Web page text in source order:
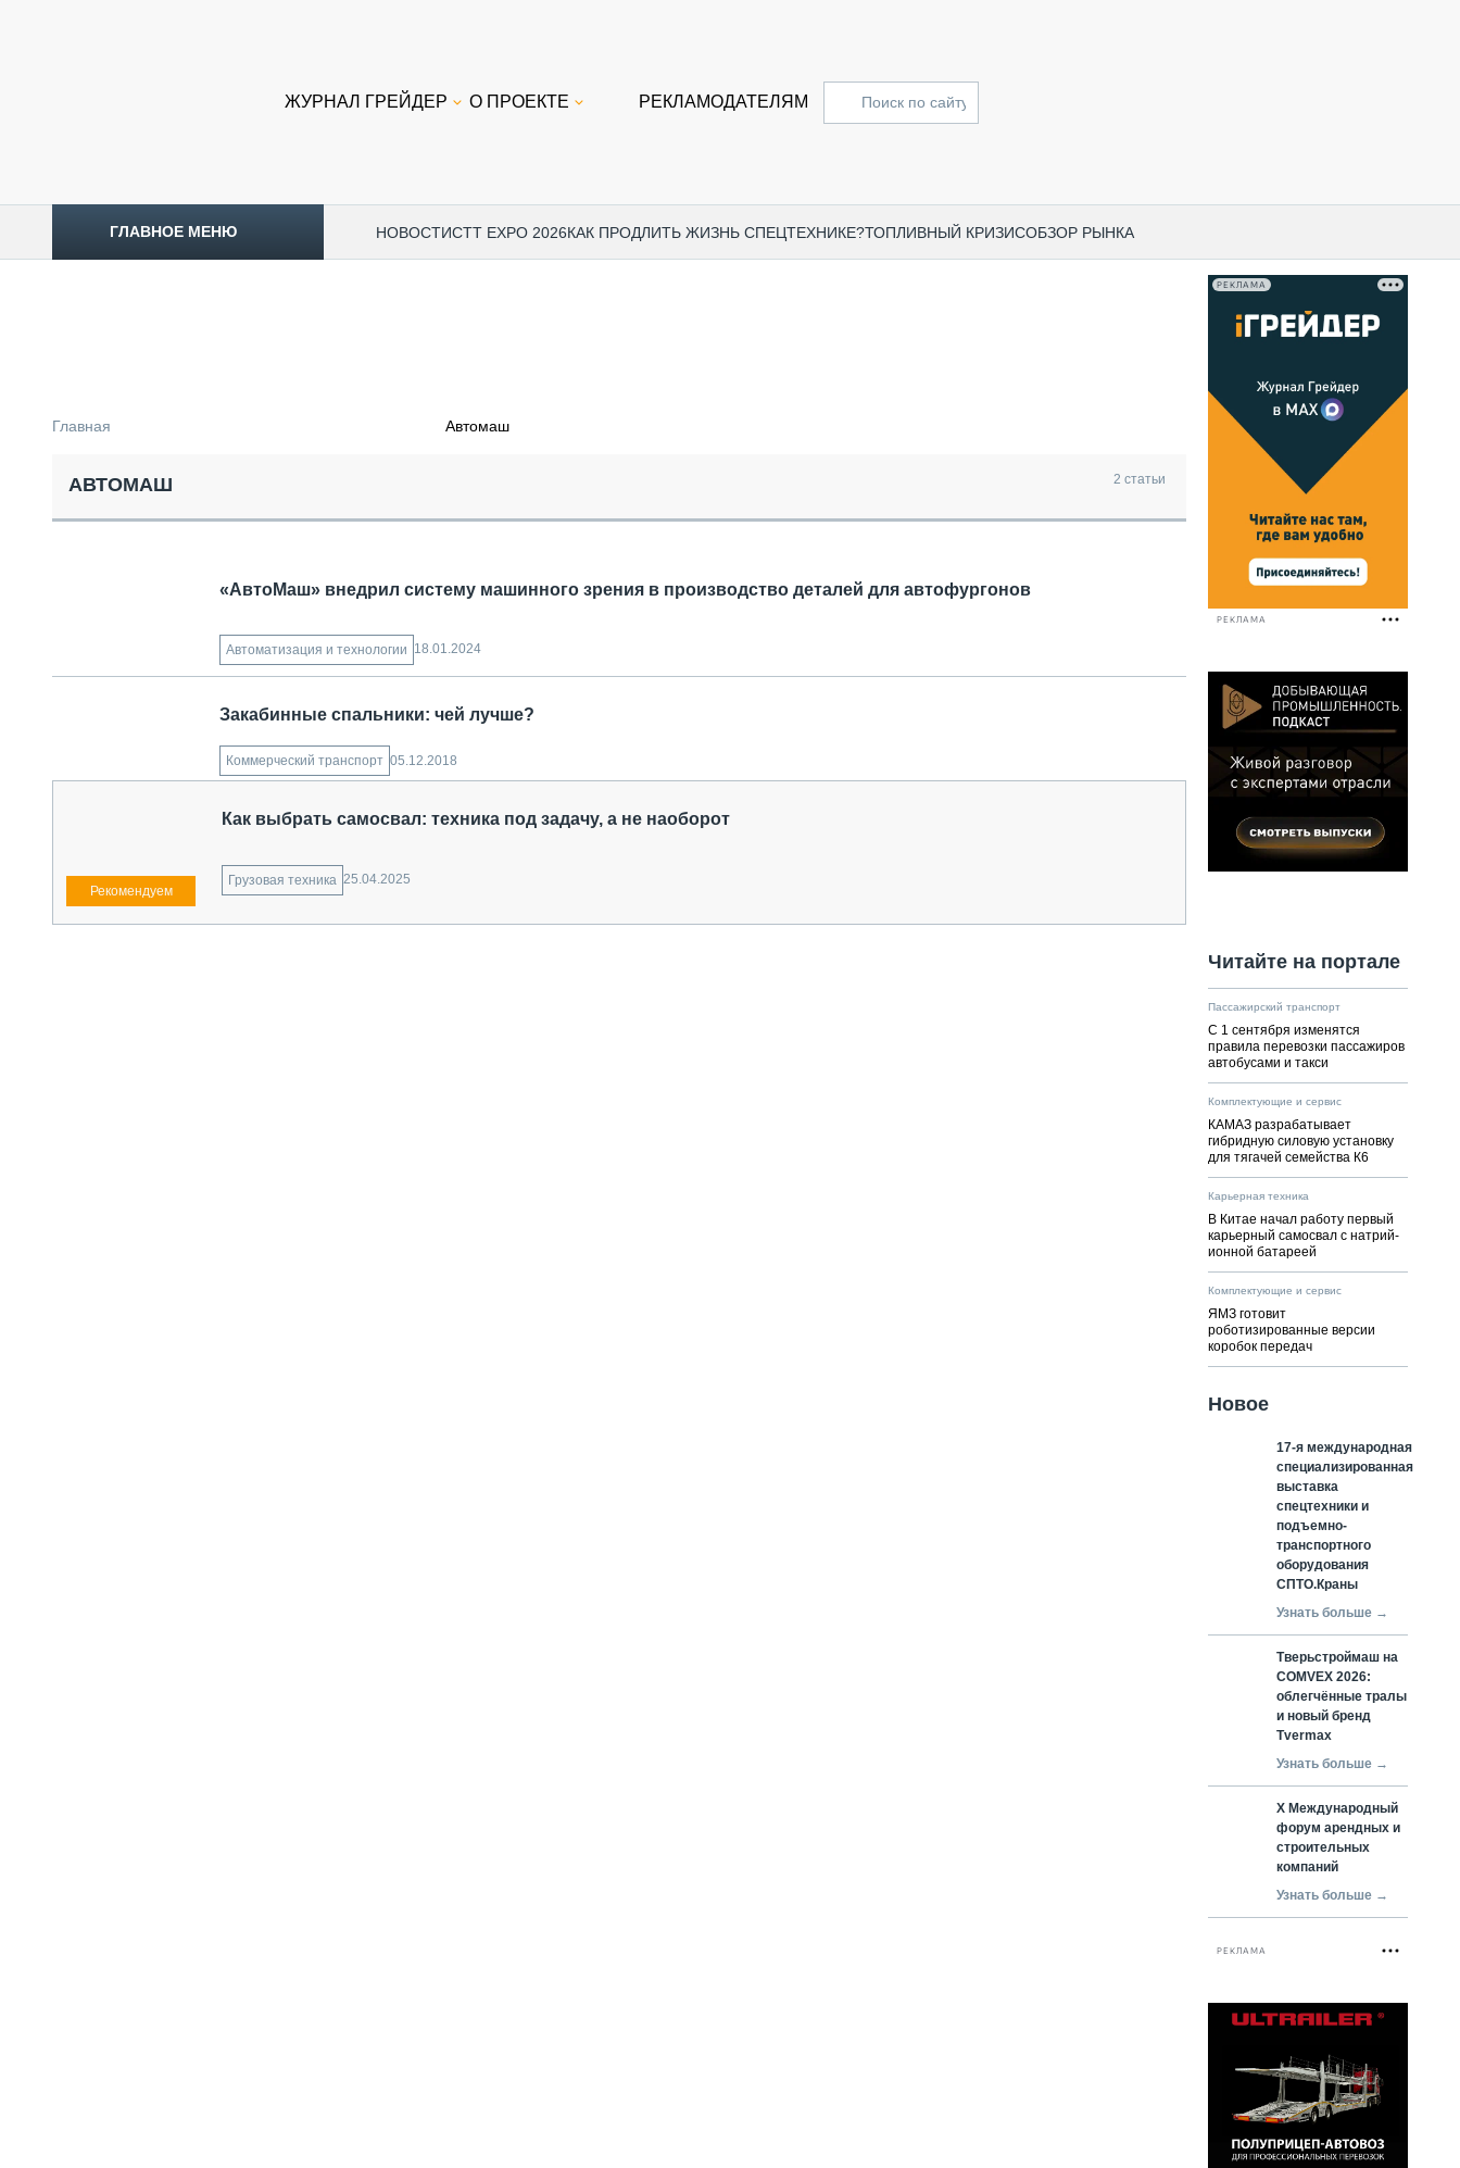
ЖУРНАЛ ГРЕЙДЕР О ПРОЕКТЕ РЕКЛАМОДАТЕЛЯМ
ГЛАВНОЕ МЕНЮ НОВОСТИCTT EXPO 2026КАК ПРОДЛИТЬ ЖИЗНЬ СПЕЦТЕХНИКЕ?ТОПЛИВНЫЙ КРИЗИСОБЗОР РЫНКА
СПЕЦТЕХНИКА И ТРАНСПОРТ
ГРУЗОПЕРЕВОЗКИ
ТЕХНИКА КРУПНЫМ ПЛАНОМ
ДОРОЖНАЯ ИНДУСТРИЯ
СЕРВИСМЕНЫ
БЛИЖАЙШИЕ МЕРОПРИЯТИЯ
ПАССАЖИРСКИЙ ТРАНСПОРТ
ТЕХНИКА СПЕЦИАЛЬНОГО НАЗНАЧЕНИЯ
АВТОМАТИЗАЦИЯ И ТЕХНОЛОГИИ
Главная Автомаш
АВТОМАШ 2 статьи
«АвтоМаш» внедрил систему машинного зрения в производство деталей для автофургонов
Автоматизация и технологии 18.01.2024
Закабинные спальники: чей лучше?
Коммерческий транспорт 05.12.2018
Как выбрать самосвал: техника под задачу, а не наоборот
Грузовая техника 25.04.2025
РЕКЛАМА
РЕКЛАМА
Читайте на портале
Пассажирский транспорт
С 1 сентября изменятся
правила перевозки пассажиров
автобусами и такси
Комплектующие и сервис
КАМАЗ разрабатывает
гибридную силовую установку
для тягачей семейства К6
Карьерная техника
В Китае начал работу первый
карьерный самосвал с натрий-
ионной батареей
Комплектующие и сервис
ЯМЗ готовит
роботизированные версии
коробок передач
Новое
17-я международная
специализированная
выставка
спецтехники и
подъемно-
транспортного
оборудования
СПТО.Краны
Узнать больше →
Тверьстроймаш на
COMVEX 2026:
облегчённые тралы
и новый бренд
Tvermax
Узнать больше →
X Международный
форум арендных и
строительных
компаний
Узнать больше →
РЕКЛАМА